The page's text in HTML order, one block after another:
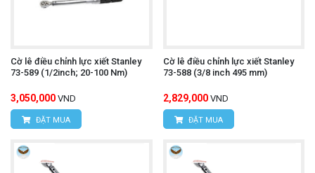
Cờ lê điều chỉnh lực xiết Stanley
73-589 (1/2inch; 20-100 Nm)
3,050,000 VND
ĐẶT MUA
Cờ lê điều chỉnh lực xiết Stanley
73-588 (3/8 inch 495 mm)
2,829,000 VND
ĐẶT MUA